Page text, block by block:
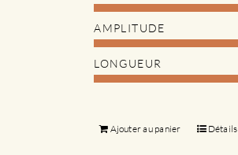
AMPLITUDE
LONGUEUR
Ajouter au panier Détails